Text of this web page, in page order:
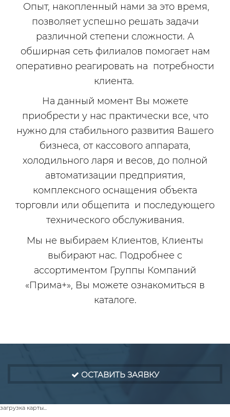
Опыт, накопленный нами за это время,
позволяет успешно решать задачи
различной степени сложности. А
обширная сеть филиалов помогает нам
оперативно реагировать на потребности
клиента.
На данный момент Вы можете
приобрести у нас практически все, что
нужно для стабильного развития Вашего
бизнеса, от кассового аппарата,
холодильного ларя и весов, до полной
автоматизации предприятия,
комплексного оснащения объекта
торговли или общепита и последующего
технического обслуживания.
Мы не выбираем Клиентов, Клиенты
выбирают нас. Подробнее с
ассортиментом Группы Компаний
«Прима+», Вы можете ознакомиться в
каталоге.
ОСТАВИТЬ ЗАЯВКУ
загрузка карты...